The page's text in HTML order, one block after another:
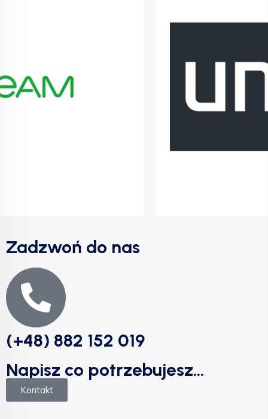
Zadzwoń do nas
(+48) 882 152 019
Napisz co potrzebujesz...
Kontakt